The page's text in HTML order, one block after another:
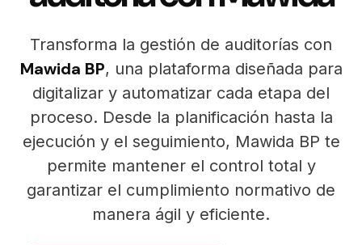
Transforma la gestión de auditorías con
Mawida BP, una plataforma diseñada para
digitalizar y automatizar cada etapa del
proceso. Desde la planificación hasta la
ejecución y el seguimiento, Mawida BP te
permite mantener el control total y
garantizar el cumplimiento normativo de
manera ágil y eficiente.